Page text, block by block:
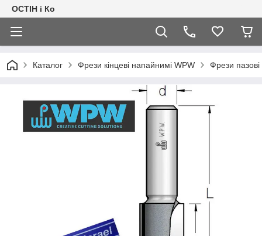
ОСТІН і Ко
Каталог Фрези кінцеві напайнимі WPW Фрези пазові